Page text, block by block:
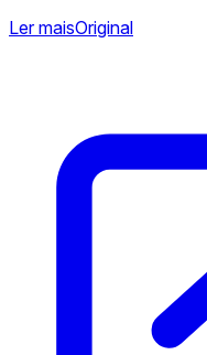
Ler maisOriginal